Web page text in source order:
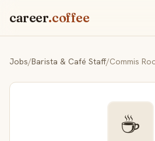
career.coffee
Jobs/Barista & Café Staff/Commis
☕